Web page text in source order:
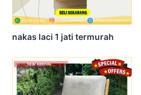
nakas laci 1 jati termurah